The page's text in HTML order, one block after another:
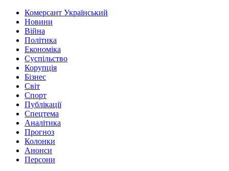
Комерсант Український
Новини
Війна
Політика
Економіка
Суспільство
Корупція
Бізнес
Світ
Спорт
Публікації
Спецтема
Аналітика
Прогноз
Колонки
Анонси
Персони